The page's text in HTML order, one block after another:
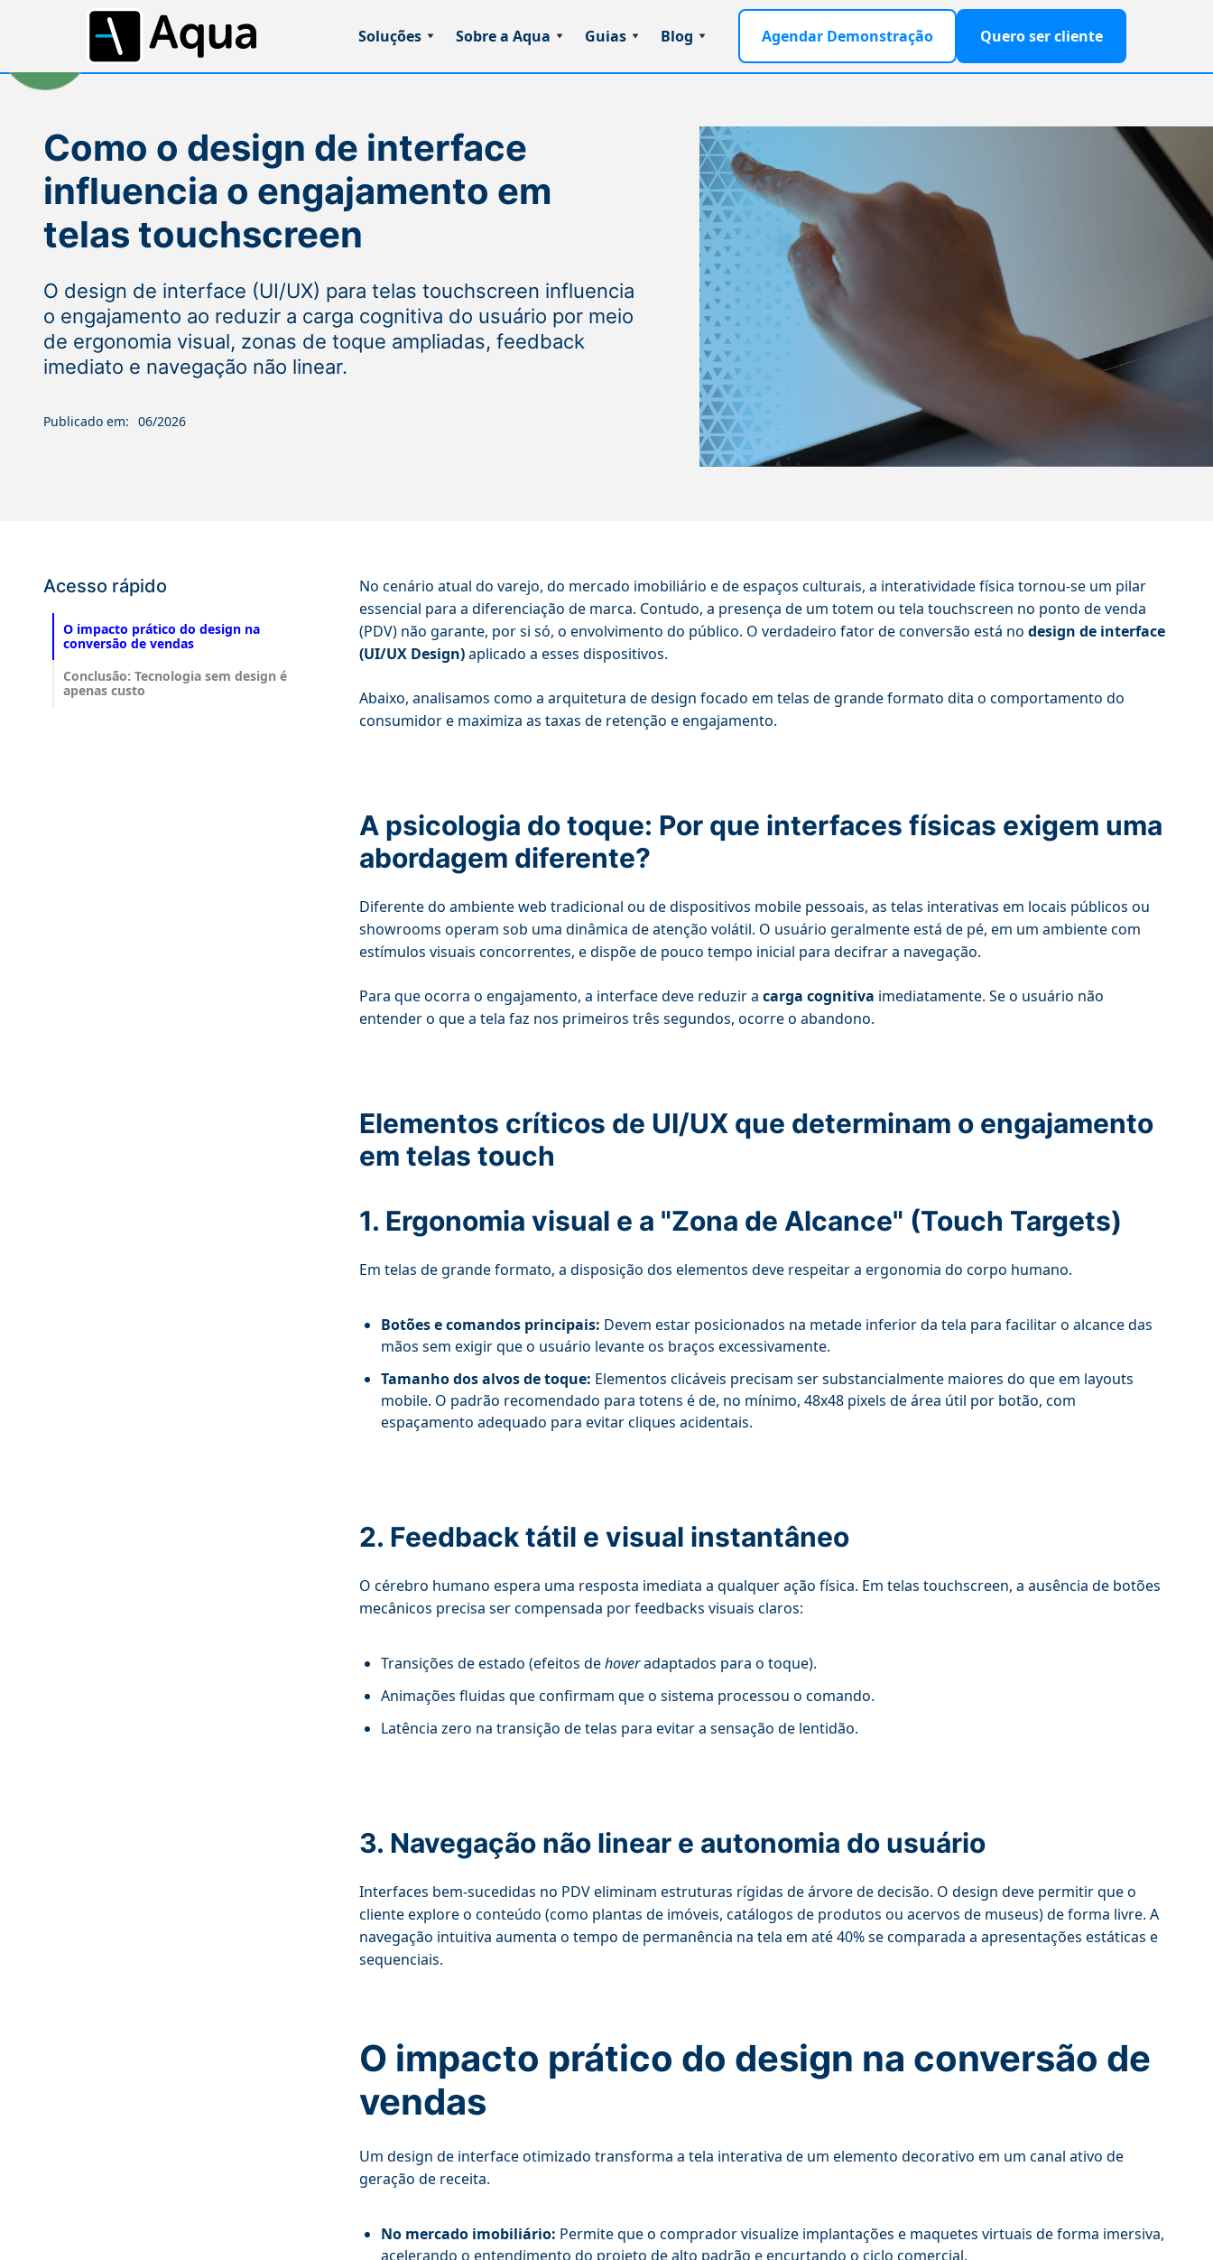
Soluções Sobre a Aqua Guias Blog Agendar Demonstração Quero ser cliente
Como o design de interface
influencia o engajamento em
telas touchscreen
O design de interface (UI/UX) para telas touchscreen influencia
o engajamento ao reduzir a carga cognitiva do usuário por meio
de ergonomia visual, zonas de toque ampliadas, feedback
imediato e navegação não linear.
Publicado em: 06/2026
Acesso rápido
O impacto prático do design na
conversão de vendas
Conclusão: Tecnologia sem design é
apenas custo
No cenário atual do varejo, do mercado imobiliário e de espaços culturais, a interatividade física tornou-se um pilar
essencial para a diferenciação de marca. Contudo, a presença de um totem ou tela touchscreen no ponto de venda
(PDV) não garante, por si só, o envolvimento do público. O verdadeiro fator de conversão está no design de interface
(UI/UX Design)aplicado a esses dispositivos.
Abaixo, analisamos como a arquitetura de design focado em telas de grande formato dita o comportamento do
consumidor e maximiza as taxas de retenção e engajamento.
A psicologia do toque: Por que interfaces físicas exigem uma
abordagem diferente?
Diferente do ambiente web tradicional ou de dispositivos mobile pessoais, as telas interativas em locais públicos ou
showrooms operam sob uma dinâmica de atenção volátil. O usuário geralmente está de pé, em um ambiente com
estímulos visuais concorrentes, e dispõe de pouco tempo inicial para decifrar a navegação.
Para que ocorra o engajamento, a interface deve reduzir a carga cognitiva imediatamente. Se o usuário não
entender o que a tela faz nos primeiros três segundos, ocorre o abandono.
Elementos críticos de UI/UX que determinam o engajamento
em telas touch
1. Ergonomia visual e a "Zona de Alcance" (Touch Targets)
Em telas de grande formato, a disposição dos elementos deve respeitar a ergonomia do corpo humano.
Botões e comandos principais: Devem estar posicionados na metade inferior da tela para facilitar o alcance das
mãos sem exigir que o usuário levante os braços excessivamente.
Tamanho dos alvos de toque: Elementos clicáveis precisam ser substancialmente maiores do que em layouts
mobile. O padrão recomendado para totens é de, no mínimo, 48x48 pixels de área útil por botão, com
espaçamento adequado para evitar cliques acidentais.
2. Feedback tátil e visual instantâneo
O cérebro humano espera uma resposta imediata a qualquer ação física. Em telas touchscreen, a ausência de botões
mecânicos precisa ser compensada por feedbacks visuais claros:
Transições de estado (efeitos dehoveradaptados para o toque).
Animações fluidas que confirmam que o sistema processou o comando.
Latência zero na transição de telas para evitar a sensação de lentidão.
3. Navegação não linear e autonomia do usuário
Interfaces bem-sucedidas no PDV eliminam estruturas rígidas de árvore de decisão. O design deve permitir que o
cliente explore o conteúdo (como plantas de imóveis, catálogos de produtos ou acervos de museus) de forma livre. A
navegação intuitiva aumenta o tempo de permanência na tela em até 40% se comparada a apresentações estáticas e
sequenciais.
O impacto prático do design na conversão de
vendas
Um design de interface otimizado transforma a tela interativa de um elemento decorativo em um canal ativo de
geração de receita.
No mercado imobiliário: Permite que o comprador visualize implantações e maquetes virtuais de forma imersiva,
acelerando o entendimento do projeto de alto padrão e encurtando o ciclo comercial.